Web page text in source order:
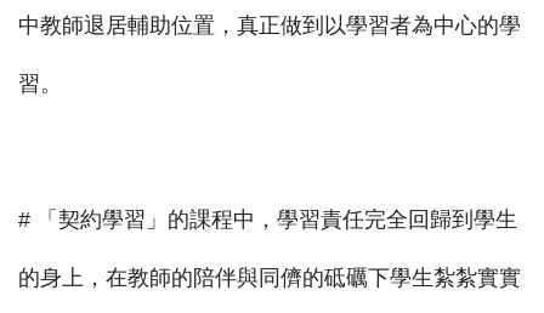
中教師退居輔助位置，真正做到以學習者為中心的學
習。
# 「契約學習」的課程中，學習責任完全回歸到學生
的身上，在教師的陪伴與同儕的砥礪下學生紮紮實實